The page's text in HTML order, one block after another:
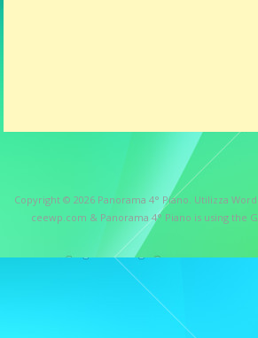
Copyright © 2026 Panorama 4° Piano . Utilizza
ceewp.com & Panorama 4° Piano is using the